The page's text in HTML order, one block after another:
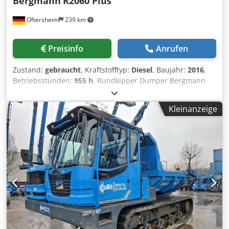
Oftersheim 239 km
Preisinfo Anrufen
Zustand: gebraucht, Kraftstofftyp: Diesel, Baujahr: 2016,
Betriebsstunden: 955 h, Rundkipper Dumper Bergmann
2060Rplus Baujahr 2016 Betriebsstunden nur ca. 950
Nutzlast 6.000 kg Leergewicht 4.045 kg Muldeninhalt
gestrichen 2,5 m3 Cjdpfsyaa S Esx Afljha Muldeninhalt
gehäuft 3,6 m3 Muldensystem Hydraulisch um 180° dreh-
und kippbare Mulde Höhe 3107mm Breite 2018mm Länge
4489mm Bodenfreiheit 2373mm Geschwindigkeit 0-28km
Gesamtgewicht Straße 7490kg Nutzlast Straße 3190kg Das
Angebot richtet sich ausschließlich an Gewerbetreibende
im Sinne §14 BGB
Kleinanzeige